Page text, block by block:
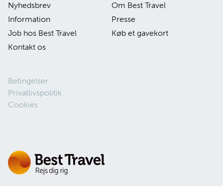
Nyhedsbrev
Om Best Travel
Information
Presse
Job hos Best Travel
Køb et gavekort
Kontakt os
Betingelser
Privatlivspolitik
Cookies